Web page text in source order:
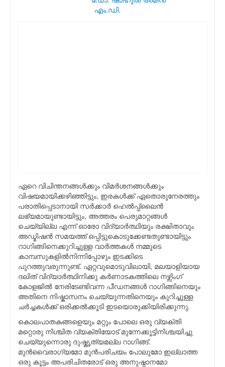
എം.ഡി.
ഏറെ വിചിന്തനങ്ങള്‍ക്കും വിമര്‍ശനങ്ങള്‍ക്കും
വിഷയമായിക്കഴിഞ്ഞിട്ടും, ഇരകള്‍ക്ക് ഏതൊരുനേരത്തും
പരാതിപ്പെടാനായി സര്‍ക്കാര്‍ ഹെല്‍പ്പ്ലൈന്‍
ലഭ്യമായുണ്ടായിട്ടും, അത്തരം പെരുമാറ്റങ്ങള്‍
ചെയ്യില്ല എന്ന് ഓരോ വിദ്യാര്‍ത്ഥിയും രക്ഷിതാവും
അഡ്മിഷന്‍ സമയത്ത് ഒപ്പിട്ടുകൊടുക്കേണ്ടതുണ്ടായിട്ടും
റാഗിങ്ങിനെക്കുറിച്ചുള്ള വാര്‍ത്തകള്‍ നമ്മുടെ
കാമ്പസുകളില്‍നിന്നിപ്പോഴും ഇടക്കിടെ
പുറത്തുവരുന്നുണ്ട്. ഏറ്റവുമൊടുവിലായി, മലയാളിയായ
ദലിത് വിദ്യാര്‍ത്ഥിനിക്കു കര്‍ണാടകത്തിലെ നഴ്സിംഗ്
കോളജില്‍ നേരിടേണ്ടിവന്ന പീഡനങ്ങള്‍ റാഗിങ്ങിനെയും
അതിനെ നിഷ്കാസനം ചെയ്യുന്നതിനെയും കുറിച്ചുള്ള
ചര്‍ച്ചകള്‍ക്ക് ഒരിക്കല്‍ക്കൂടി ഇടയൊരുക്കിയിരിക്കുന്നു.
കൊലപാതകങ്ങളെയും മറ്റും പോലെ ഒരു വ്യക്തി
മറ്റൊരു നിശ്ചിത വ്യക്തിയോട് മുന്നേക്കൂട്ടിനിശ്ചയിച്ചു
ചെയ്യുന്നൊരു ദുഷ്കൃത്യമല്ല റാഗിങ്ങ്.
മുന്‍വൈരാഗ്യമോ മുന്‍പരിചയം പോലുമോ ഇല്ലാത്ത
ഒരു കൂട്ടം അപരിചിതരോട് ഒരു അനുഷ്ഠാനമോ